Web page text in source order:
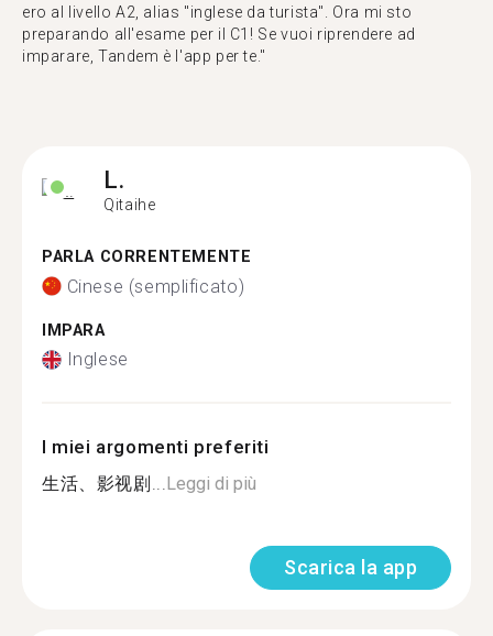
ero al livello A2, alias "inglese da turista". Ora mi sto
preparando all'esame per il C1! Se vuoi riprendere ad
imparare, Tandem è l'app per te."
L.
Qitaihe
PARLA CORRENTEMENTE
Cinese (semplificato)
IMPARA
Inglese
I miei argomenti preferiti
生活、影视剧...Leggi di più
Scarica la app